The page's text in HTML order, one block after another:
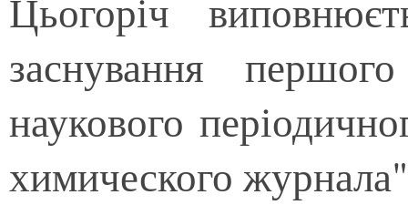
Цьогоріч
заснування
наукового
химического журнала"